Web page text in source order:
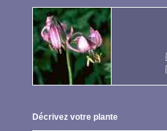
Décrivez votre plante